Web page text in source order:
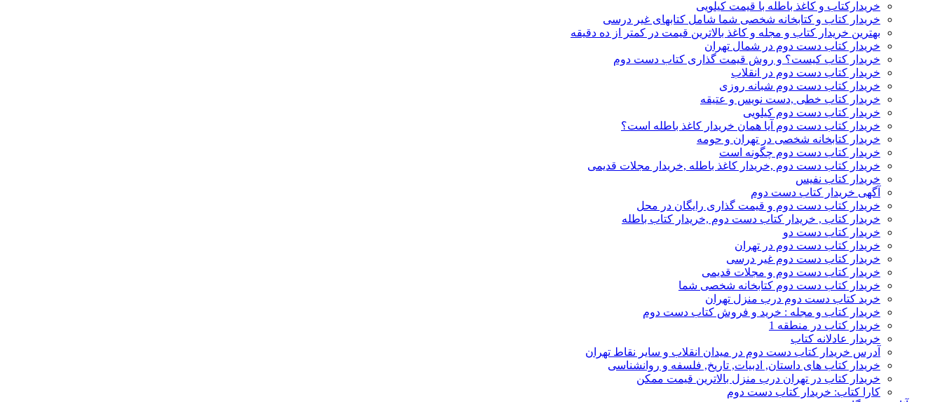
خریدارکتاب و کاغذ باطله با قیمت کیلویی
خریدار کتاب و کتابخانه شخصی شما شامل کتابهای غیر درسی
بهترین خریدار کتاب و مجله و کاغذ بالاترین قیمت در کمتر از ده دقیقه
خریدار کتاب دست دوم در شمال تهران
خریدار کتاب کیست؟ و روش قیمت گذاری کتاب دست دوم
خریدار کتاب دست دوم در انقلاب
خریدار کتاب دست دوم شبانه روزی
خریدار کتاب خطی ,دست نویس و عتیقه
خریدار کتاب دست دوم کیلویی
خریدار کتاب دست دوم آیا همان خریدار کاغذ باطله است؟
خریدار کتابخانه شخصی در تهران و حومه
خریدار کتاب دست دوم چگونه است
خریدار کتاب دست دوم ,خریدار کاغذ باطله ,خریدار مجلات قدیمی
خریدار کتاب نفیس
آگهی خریدار کتاب دست دوم
خریدار کتاب دست دوم و قیمت گذاری رایگان در محل
خریدار کتاب , خریدار کتاب دست دوم ,خریدار کتاب باطله
خریدار کتاب دست دو
خریدار کتاب دست دوم در تهران
خریدار کتاب دست دوم غیر درسی
خریدار کتاب دست دوم و مجلات قدیمی
خریدار کتاب دست دوم کتابخانه شخصی شما
خرید کتاب دست دوم درب منزل تهران
خریدار کتاب و مجله : خرید و فروش کتاب دست دوم
خریدار کتاب در منطقه 1
خریدار عادلانه کتاب
آدرس خریدار کتاب دست دوم در میدان انقلاب و سایر نقاط تهران
خریدار کتاب های داستان, ادبیات, تاریخ, فلسفه و روانشناسی
خریدار کتاب در تهران درب منزل بالاترین قیمت ممکن
کارا کتاب: خریدار کتاب دست دوم